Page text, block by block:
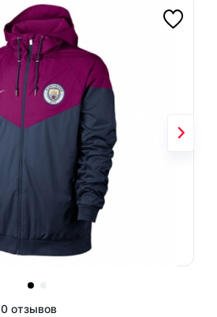
0 отзывов